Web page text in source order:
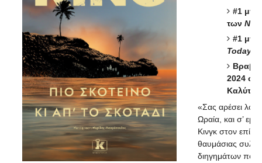
#1
των
#1
Today
2024
«Σας αρέσει
Ωραία, και σ’
Κινγκ στον
θαυμάσιας
διηγημάτων που